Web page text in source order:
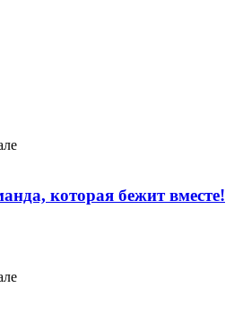
которая бежит вместе!